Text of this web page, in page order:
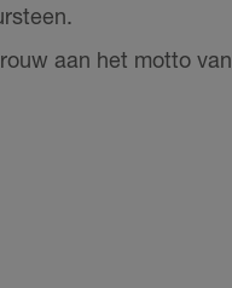
aan het motto van